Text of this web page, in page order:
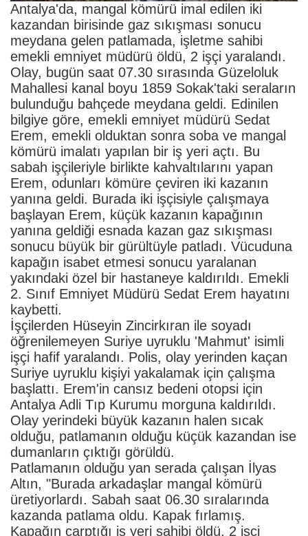
Antalya'da, mangal kömürü imal edilen iki
kazandan birisinde gaz sıkışması sonucu
meydana gelen patlamada, işletme sahibi
emekli emniyet müdürü öldü, 2 işçi yaralandı.
Olay, bugün saat 07.30 sırasında Güzeloluk
Mahallesi kanal boyu 1859 Sokak'taki seraların
bulunduğu bahçede meydana geldi. Edinilen
bilgiye göre, emekli emniyet müdürü Sedat
Erem, emekli olduktan sonra soba ve mangal
kömürü imalatı yapılan bir iş yeri açtı. Bu
sabah işçileriyle birlikte kahvaltılarını yapan
Erem, odunları kömüre çeviren iki kazanın
yanına geldi. Burada iki işçisiyle çalışmaya
başlayan Erem, küçük kazanın kapağının
yanına geldiği esnada kazan gaz sıkışması
sonucu büyük bir gürültüyle patladı. Vücuduna
kapağın isabet etmesi sonucu yaralanan
yakındaki özel bir hastaneye kaldırıldı. Emekli
2. Sınıf Emniyet Müdürü Sedat Erem hayatını
kaybetti.
İşçilerden Hüseyin Zincirkıran ile soyadı
öğrenilemeyen Suriye uyruklu 'Mahmut' isimli
işçi hafif yaralandı. Polis, olay yerinden kaçan
Suriye uyruklu kişiyi yakalamak için çalışma
başlattı. Erem'in cansız bedeni otopsi için
Antalya Adli Tıp Kurumu morguna kaldırıldı.
Olay yerindeki büyük kazanın halen sıcak
olduğu, patlamanın olduğu küçük kazandan ise
dumanların çıktığı görüldü.
Patlamanın olduğu yan serada çalışan İlyas
Altın, "Burada arkadaşlar mangal kömürü
üretiyorlardı. Sabah saat 06.30 sıralarında
kazanda patlama oldu. Kapak fırlamış.
Kapağın çarptığı iş yeri sahibi öldü, 2 işçi